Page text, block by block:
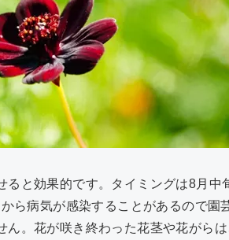
と効果的です。タイミングは8月中
ら病気が感染することがあるので園
。花が咲き終わった花茎や花がら